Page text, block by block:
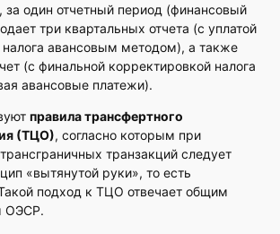
за один отчетный период (финансовый
три квартальных отчета (с уплатой
налога авансовым методом), а также
(с финальной корректировкой налога
авансовые платежи).
правила трансфертного
(ТЦО), согласно которым при
транзакций следует
«вытянутой руки», то есть
подход к ТЦО отвечает общим
ОЭСР.